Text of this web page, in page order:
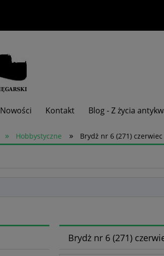
Nowości Kontakt Blog - Z życia
» Hobbystyczne » Brydż nr 6 (271)
Brydż nr 6 (271)